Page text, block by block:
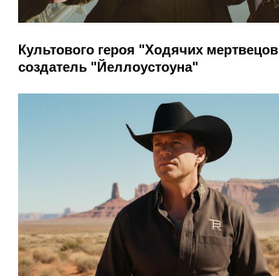
Культового героя "Ходячих
создатель "Йеллоустоуна"